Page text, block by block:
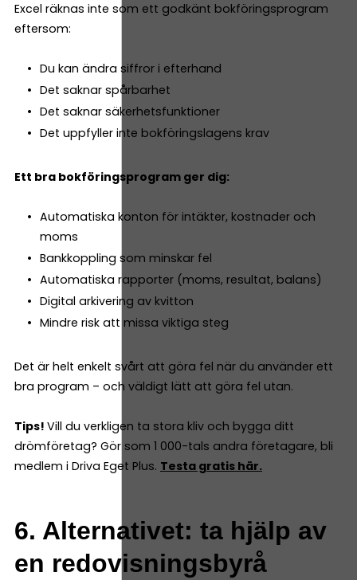
Excel räknas inte som ett godkänt bokföringsprogram
eftersom:
Du kan ändra siffror i efterhand
Det saknar spårbarhet
Det saknar säkerhetsfunktioner
Det uppfyller inte bokföringslagens krav
Ett bra bokföringsprogram ger dig:
Automatiska konton för intäkter, kostnader och
moms
Bankkoppling som minskar fel
Automatiska rapporter (moms, resultat, balans)
Digital arkivering av kvitton
Mindre risk att missa viktiga steg
Det är helt enkelt svårt att göra fel när du använder ett
bra program – och väldigt lätt att göra fel utan.
Tips! Vill du verkligen ta stora kliv och bygga ditt
drömföretag? Gör som 1 000-tals andra företagare, bli
medlem i Driva Eget Plus. Testa gratis här.
6. Alternativet: ta hjälp av
en redovisningsbyrå